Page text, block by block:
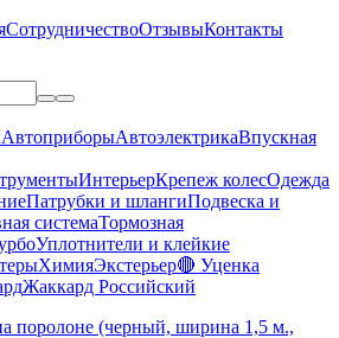
СотрудничествоОтзывыКонтакты
АвтоприборыАвтоэлектрикаВпускная
ИнтерьерКрепеж колесОдежда
Патрубки и шлангиПодвеска и
системаТормозная
Уплотнители и клейкие
ХимияЭкстерьер🔴 Уценка
Жаккард Российский